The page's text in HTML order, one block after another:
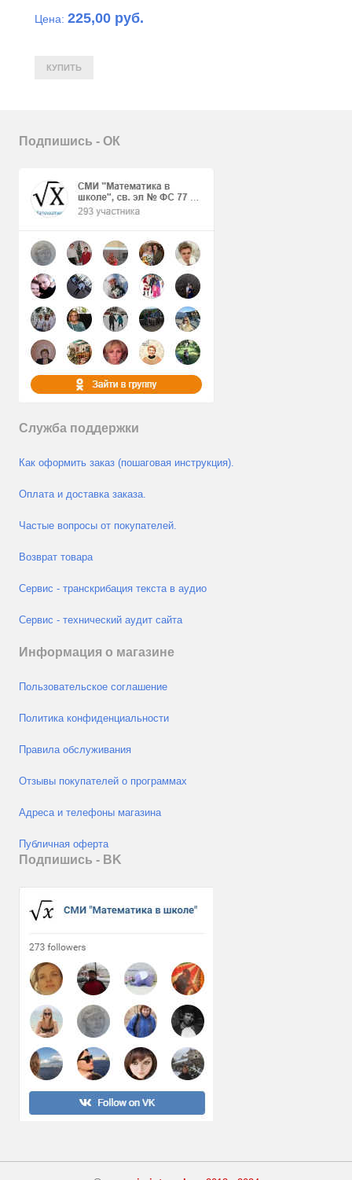
Цена: 225,00 руб.
Подпишись - ОК
Служба поддержки
Как оформить заказ (пошаговая инструкция).
Оплата и доставка заказа.
Частые вопросы от покупателей.
Возврат товара
Сервис - транскрибация текста в аудио
Сервис - технический аудит сайта
Информация о магазине
Пользовательское соглашение
Политика конфиденциальности
Правила обслуживания
Отзывы покупателей о программах
Адреса и телефоны магазина
Публичная оферта
Подпишись - ВK